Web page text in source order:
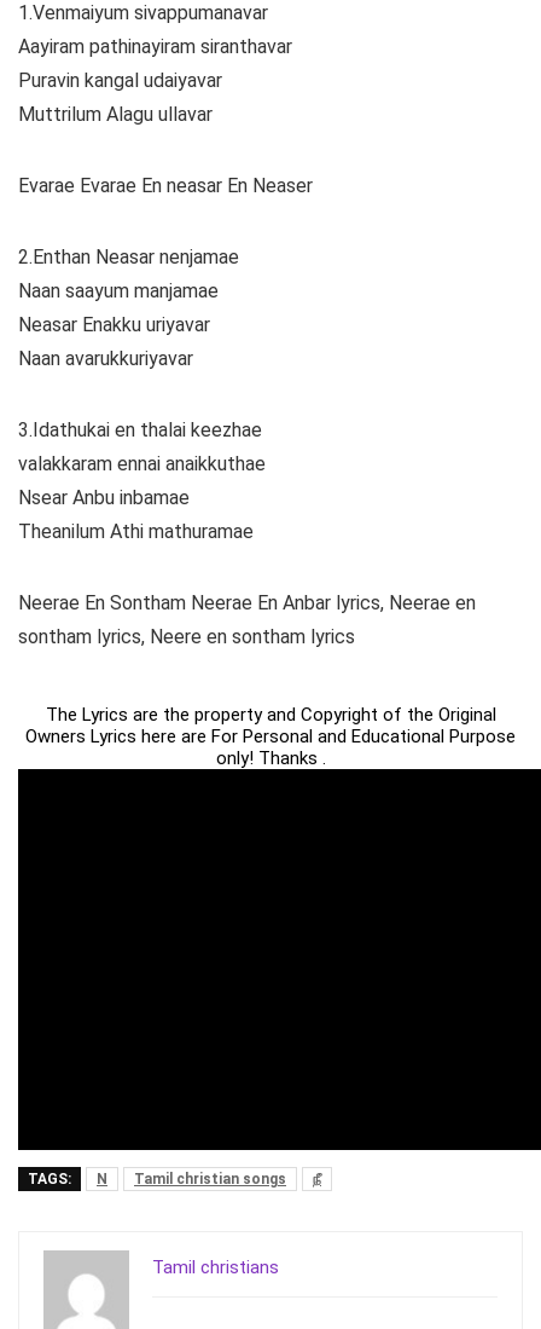
1.Venmaiyum sivappumanavar
Aayiram pathinayiram siranthavar
Puravin kangal udaiyavar
Muttrilum Alagu ullavar
Evarae Evarae En neasar En Neaser
2.Enthan Neasar nenjamae
Naan saayum manjamae
Neasar Enakku uriyavar
Naan avarukkuriyavar
3.Idathukai en thalai keezhae
valakkaram ennai anaikkuthae
Nsear Anbu inbamae
Theanilum Athi mathuramae
Neerae En Sontham Neerae En Anbar lyrics, Neerae en
sontham lyrics, Neere en sontham lyrics
The Lyrics are the property and Copyright of the Original
Owners Lyrics here are For Personal and Educational Purpose
only! Thanks .
TAGS: N Tamil christian songs நீ
Tamil christians